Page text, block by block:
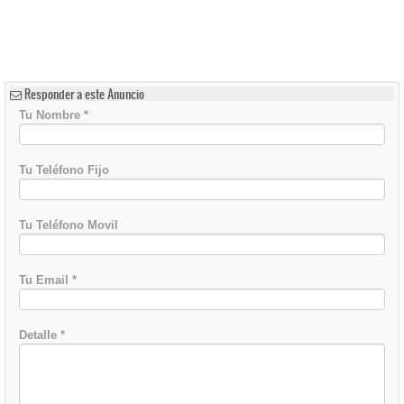
Responder a este Anuncio
Tu Nombre *
Tu Teléfono Fijo
Tu Teléfono Movil
Tu Email *
Detalle *